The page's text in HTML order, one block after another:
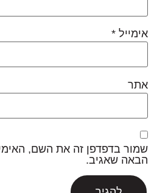
אימייל *
אתר
שמור בדפדפן זה את השם,
הבאה שאגיב.